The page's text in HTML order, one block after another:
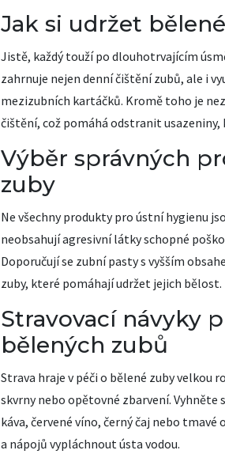
Jak si udržet
Jistě, každý touží po dlouhotrvajícím
zahrnuje nejen denní čištění zubů, ale i
mezizubních kartáčků. Kromě toho je
čištění, což pomáhá odstranit
Výběr správných
zuby
Ne všechny produkty pro ústní hygienu
neobsahují agresivní látky schopné
Doporučují se zubní pasty s vyšším
zuby, které pomáhají udržet jejich bělost.
Stravovací návyky
bělených zubů
Strava hraje v péči o bělené zuby
skvrny nebo opětovné zbarvení.
káva, červené víno, černý čaj nebo
a nápojů vypláchnout ústa vodou.